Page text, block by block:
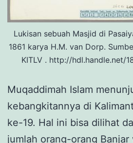
Lukisan sebuah Masjid di
1861 karya H.M. van Dorp.
KITLV . http://hdl.handle.net/
Muqaddimah Islam
kebangkitannya di
ke-19. Hal ini bisa dilihat
jumlah orang-orang Banjar